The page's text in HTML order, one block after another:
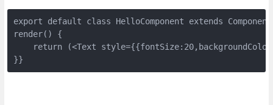
export default class HelloComponent extends
render() {
return (<Text
}}